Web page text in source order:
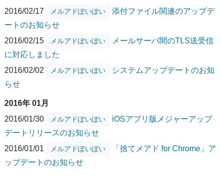
2016/02/17
メルアドぽいぽい
添付ファイル関連のアップデ
ートのお知らせ
2016/02/15
メルアドぽいぽい
メールサーバ間のTLS送受信
に対応しました
2016/02/02
メルアドぽいぽい
システムアップデートのお知
らせ
2016年 01月
2016/01/30
メルアドぽいぽい
iOSアプリ版メジャーアップ
デートリリースのお知らせ
2016/01/01
メルアドぽいぽい
「捨てメアド for Chrome」ア
ップデートのお知らせ